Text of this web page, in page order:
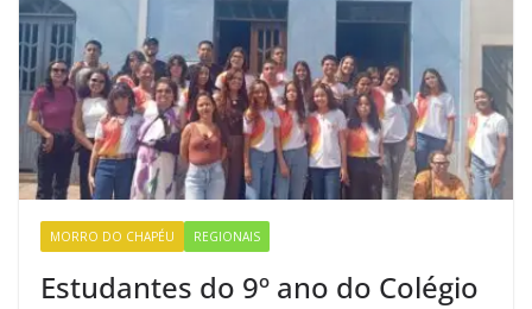
MORRO DO CHAPÉU REGIONAIS
Estudantes do 9º ano do Colégio